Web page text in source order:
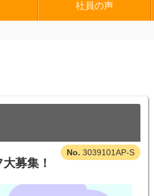
社員の声
3039101AP-S
募集！